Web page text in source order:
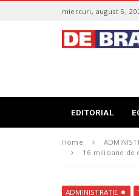
c
miercuri, august 5,
EDITORIAL
Home
16 milioane de
ADMINISTRATIE